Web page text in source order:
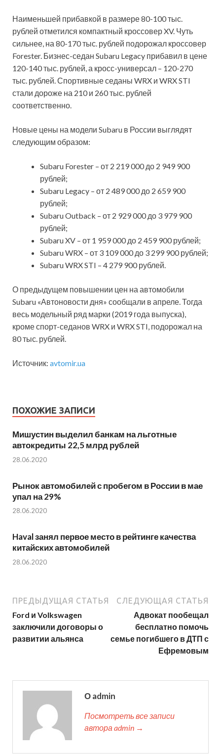
Наименьшей прибавкой в размере 80-100 тыс.
рублей отметился компактный кроссовер XV. Чуть
сильнее, на 80-170 тыс. рублей подорожал кроссовер
Forester. Бизнес-седан Subaru Legacy прибавил в цене
120-140 тыс. рублей, а кросс-универсал – 120-270
тыс. рублей. Спортивные седаны WRX и WRX STI
стали дороже на 210 и 260 тыс. рублей
соответственно.
Новые цены на модели Subaru в России выглядят
следующим образом:
Subaru Forester – от 2 219 000 до 2 949 900
рублей;
Subaru Legacy – от 2 489 000 до 2 659 900
рублей;
Subaru Outback – от 2 929 000 до 3 979 900
рублей;
Subaru XV – от 1 959 000 до 2 459 900 рублей;
Subaru WRX – от 3 109 000 до 3 299 900 рублей;
Subaru WRX STI – 4 279 900 рублей.
О предыдущем повышении цен на автомобили
Subaru «Автоновости дня» сообщали в апреле. Тогда
весь модельный ряд марки (2019 года выпуска),
кроме спорт-седанов WRX и WRX STI, подорожал на
80 тыс. рублей.
Источник: avtomir.ua
ПОХОЖИЕ ЗАПИСИ
Мишустин выделил банкам на льготные
автокредиты 22,5 млрд рублей
28.06.2020
Рынок автомобилей с пробегом в России в мае
упал на 29%
28.06.2020
Haval занял первое место в рейтинге качества
китайских автомобилей
28.06.2020
ПРЕДЫДУЩАЯ СТАТЬЯ
Ford и Volkswagen
заключили договоры о
развитии альянса
СЛЕДУЮЩАЯ СТАТЬЯ
Адвокат пообещал
бесплатно помочь
семье погибшего в ДТП с
Ефремовым
О admin
Посмотреть все записи
автора admin →